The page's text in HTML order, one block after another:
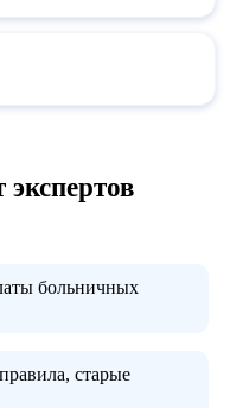
больничных
старые